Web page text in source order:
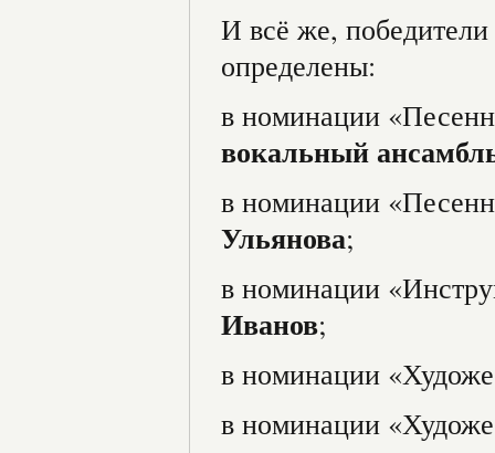
И всё же,
определены:
в номинации
вокальный
в номинации
Ульянова;
в номинации
Иванов;
в номинации
в номинации